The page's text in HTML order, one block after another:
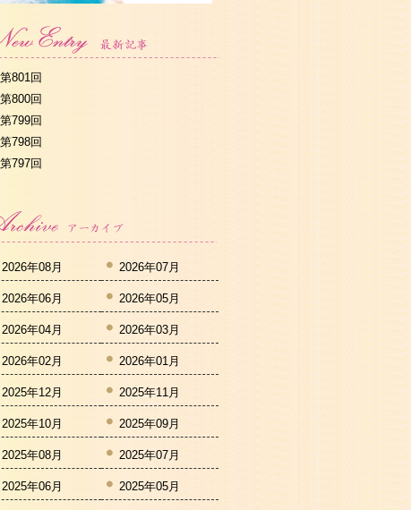
第801回
第800回
第799回
第798回
第797回
2026年08月 2026年07月
2026年06月 2026年05月
2026年04月 2026年03月
2026年02月 2026年01月
2025年12月 2025年11月
2025年10月 2025年09月
2025年08月 2025年07月
2025年06月 2025年05月